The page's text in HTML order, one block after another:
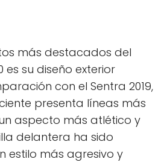
más destacados del
es su diseño exterior
con el Sentra 2019,
presenta líneas más
aspecto más atlético y
delantera ha sido
estilo más agresivo y